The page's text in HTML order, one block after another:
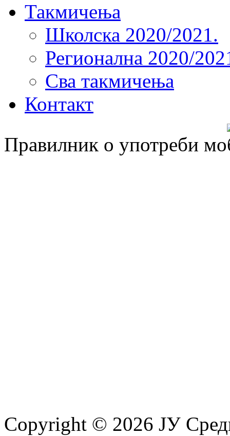
Такмичења
Школска 2020/2021.
Регионална 2020/
Сва такмичења
Контакт
Правилник о употреби
Copyright © 2026 ЈУ